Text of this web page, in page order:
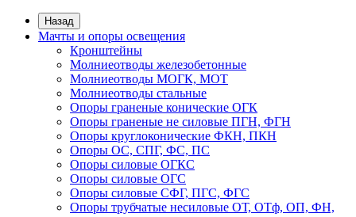
Назад
Мачты и опоры освещения
Кронштейны
Молниеотводы железобетонные
Молниеотводы МОГК, МОТ
Молниеотводы стальные
Опоры граненые конические ОГК
Опоры граненые не силовые ПГН, ФГН
Опоры круглоконические ФКН, ПКН
Опоры ОС, СПГ, ФС, ПС
Опоры силовые ОГКС
Опоры силовые ОГС
Опоры силовые СФГ, ПГС, ФГС
Опоры трубчатые несиловые ОТ, ОТф, ОП, ФН,